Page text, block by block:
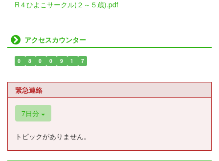
R４ひよこサークル(２～５歳).pdf
アクセスカウンター
0 8 0 0 9 1 7
緊急連絡
7日分
トピックがありません。